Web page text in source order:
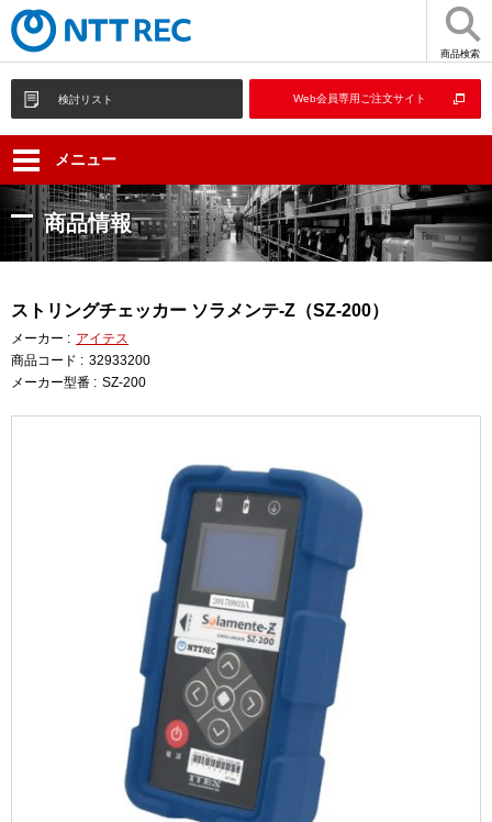
商品検索
検討リスト Web会員専用ご注文サイト
メニュー
商品情報
ストリングチェッカー ソラメンテ-Z（SZ-200）
メーカー : アイテス
商品コード : 32933200
メーカー型番 : SZ-200